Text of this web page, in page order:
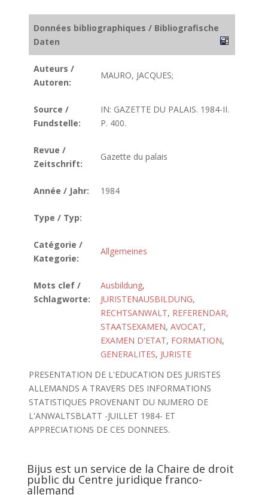
Données bibliographiques / Bibliografische
Daten
Auteurs /
Autoren:
MAURO, JACQUES;
Source /
Fundstelle:
IN: GAZETTE DU PALAIS. 1984-II.
P. 400.
Revue /
Zeitschrift:
Gazette du palais
Année / Jahr: 1984
Type / Typ:
Catégorie /
Kategorie:
Allgemeines
Mots clef /
Schlagworte:
Ausbildung,
JURISTENAUSBILDUNG,
RECHTSANWALT, REFERENDAR,
STAATSEXAMEN, AVOCAT,
EXAMEN D'ETAT, FORMATION,
GENERALITES, JURISTE
PRESENTATION DE L'EDUCATION DES JURISTES
ALLEMANDS A TRAVERS DES INFORMATIONS
STATISTIQUES PROVENANT DU NUMERO DE
L'ANWALTSBLATT -JUILLET 1984- ET
APPRECIATIONS DE CES DONNEES.
Bijus est un service de la Chaire de droit
public du Centre juridique franco-
allemand